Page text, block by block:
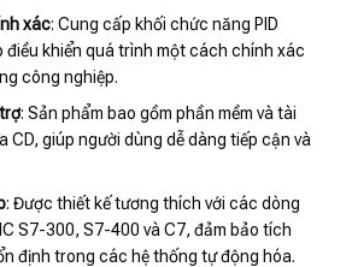
xác: Cung cấp khối chức năng PID
điều khiển quá trình một cách chính xác
công nghiệp.
: Sản phẩm bao gồm phần mềm và tài
CD, giúp người dùng dễ dàng tiếp cận và
: Được thiết kế tương thích với các dòng
S7-300, S7-400 và C7, đảm bảo tích
định trong các hệ thống tự động hóa.